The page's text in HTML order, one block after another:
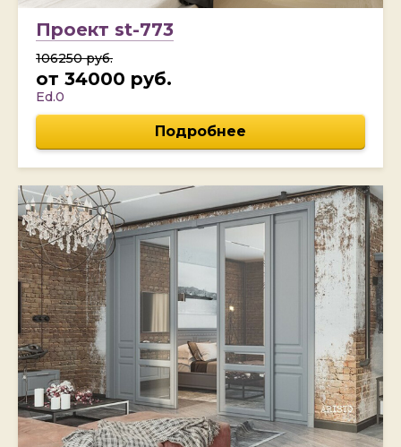
Проект st-773
106250 руб.
от 34000 руб.
Ed.0
Подробнее